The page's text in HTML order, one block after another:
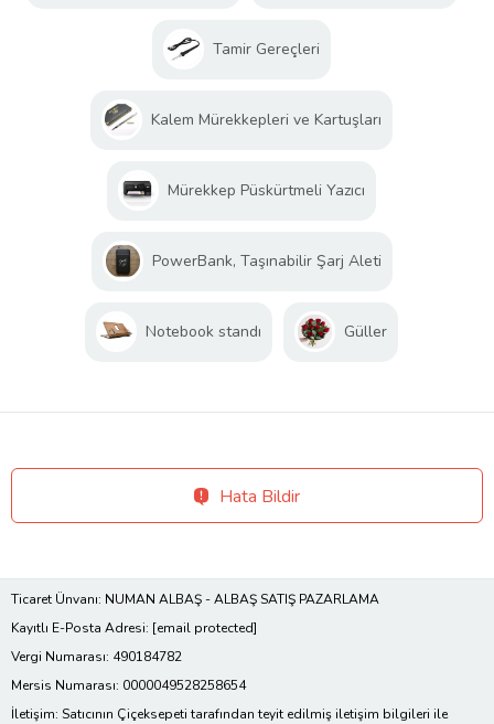
Tamir Gereçleri
Kalem Mürekkepleri ve Kartuşları
Mürekkep Püskürtmeli Yazıcı
PowerBank, Taşınabilir Şarj Aleti
Notebook standı Güller
Hata Bildir
Ticaret Ünvanı: NUMAN ALBAŞ - ALBAŞ SATIŞ PAZARLAMA
Kayıtlı E-Posta Adresi: [email protected]
Vergi Numarası: 490184782
Mersis Numarası: 0000049528258654
İletişim: Satıcının Çiçeksepeti tarafından teyit edilmiş iletişim bilgileri ile